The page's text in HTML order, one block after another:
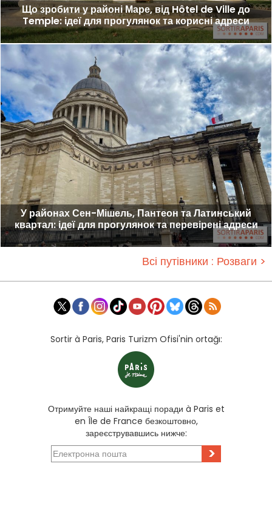
Що зробити у районі Маре, від Hôtel de Ville до
Temple: ідеї для прогулянок та корисні адреси
У районах Сен-Мішель, Пантеон та Латинський
квартал: ідеї для прогулянок та перевірені адреси
Всі путівники : Розваги >
Sortir à Paris, Paris Turizm Ofisi'nin ortağı:
Отримуйте наші найкращі поради à Paris et
en Île de France безкоштовно,
зареєструвавшись нижче:
>